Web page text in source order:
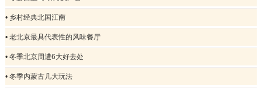
• 乡村经典北国江南
• 老北京最具代表性的风味餐厅
• 冬季北京周遭6大好去处
• 冬季内蒙古几大玩法